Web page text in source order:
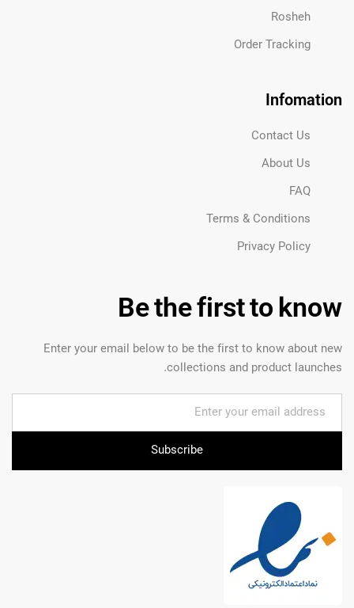
Rosheh
Order Tracking
Infomation
Contact Us
About Us
FAQ
Terms & Conditions
Privacy Policy
Be the first to know
Enter your email below to be the first to know about new
collections and product launches.
Subscribe